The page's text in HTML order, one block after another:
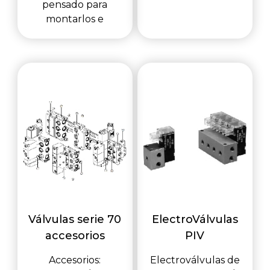
pensado para
montarlos e
Válvulas serie 70
accesorios
Accesorios:
ElectroVálvulas
PIV
Electroválvulas de